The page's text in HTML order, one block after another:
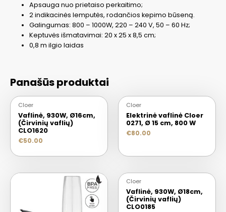
Apsauga nuo prietaiso perkaitimo;
2 indikacinės lemputės, rodančios kepimo būseną.
Galingumas: 800 – 1000W, 220 – 240 V, 50 – 60 Hz;
Keptuvės išmatavimai: 20 x 25 x 8,5 cm;
0,8 m ilgio laidas
Panašūs produktai
Cloer
Vaflinė, 930W, Ø16cm,
(Čirvinių vaflių)
CLO1620
€50.00
Cloer
Elektrinė vaflinė Cloer
0271, Ø 15 cm, 800 W
€80.00
Cloer
Vaflinė, 930W, Ø18cm,
(Čirvinių vaflių)
CLO0185